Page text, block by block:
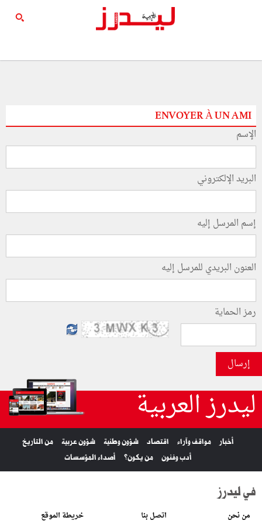
ENVOYER À UN AMI
الإسم
البريد الإلكتروني
إسم المرسل إليه
العنون البريدي للمرسل إليه
رمز الحماية
إرسال
ليدرز العربية
أخبار مواقف وآراء اقتصاد شؤون وطنية شؤون عربية
من التاريخ
أدب وفنون
من يكون؟ أصداء المؤسسات
في ليدرز
من نحن اتصل بنا خريطة الموقع